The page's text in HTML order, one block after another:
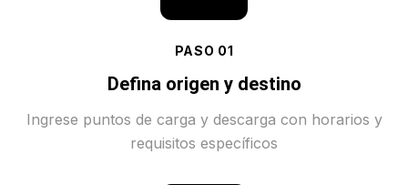
PASO 01
Defina origen y destino
Ingrese puntos de carga y descarga con horarios y
requisitos específicos